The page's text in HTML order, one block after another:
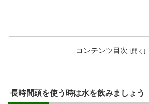
コンテンツ目次
長時間頭を使う時は水を飲みましょう